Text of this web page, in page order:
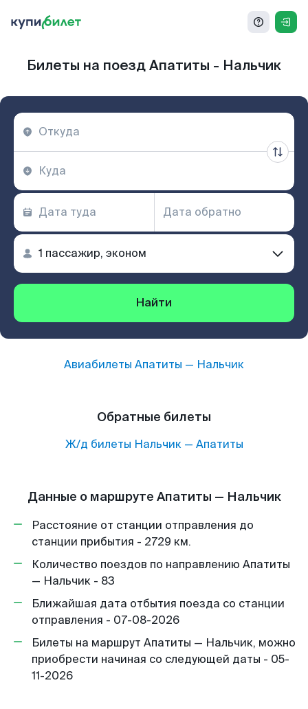
Билеты на поезд Апатиты - Нальчик
Найти
Авиабилеты Апатиты — Нальчик
Обратные билеты
Ж/д билеты Нальчик— Апатиты
Данные о маршруте Апатиты — Нальчик
Расстояние от станции отправления до
станции прибытия - 2729 км.
Количество поездов по направлению Апатиты
— Нальчик - 83
Ближайшая дата отбытия поезда со станции
отправления - 07-08-2026
Билеты на маршрут Апатиты — Нальчик, можно
приобрести начиная со следующей даты - 05-
11-2026